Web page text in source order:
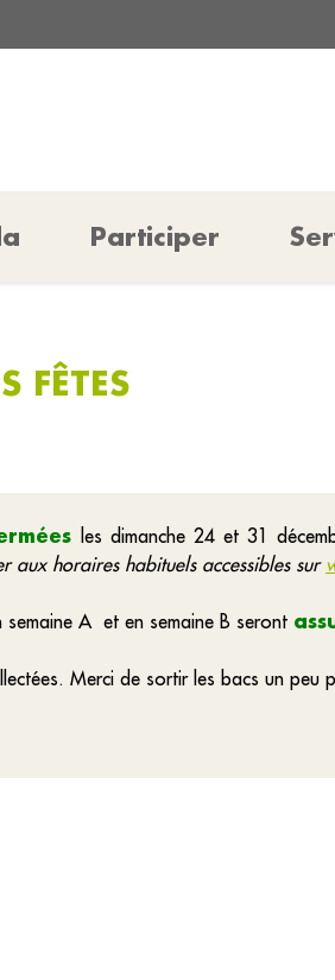
Participer
FÊTES
les dimanche 24 et 31
aux horaires habituels accessibles sur
semaine A et en semaine B seront
Merci de sortir les bacs un peu